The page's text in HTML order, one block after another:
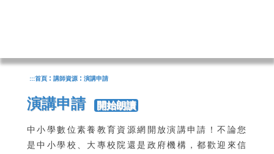
:::首頁 : 講師資源 : 演講申請
演講申請 開始朗讀
中小學數位素養教育資源網開放演講申請！不論您
是中小學校、大專校院還是政府機構，都歡迎來信